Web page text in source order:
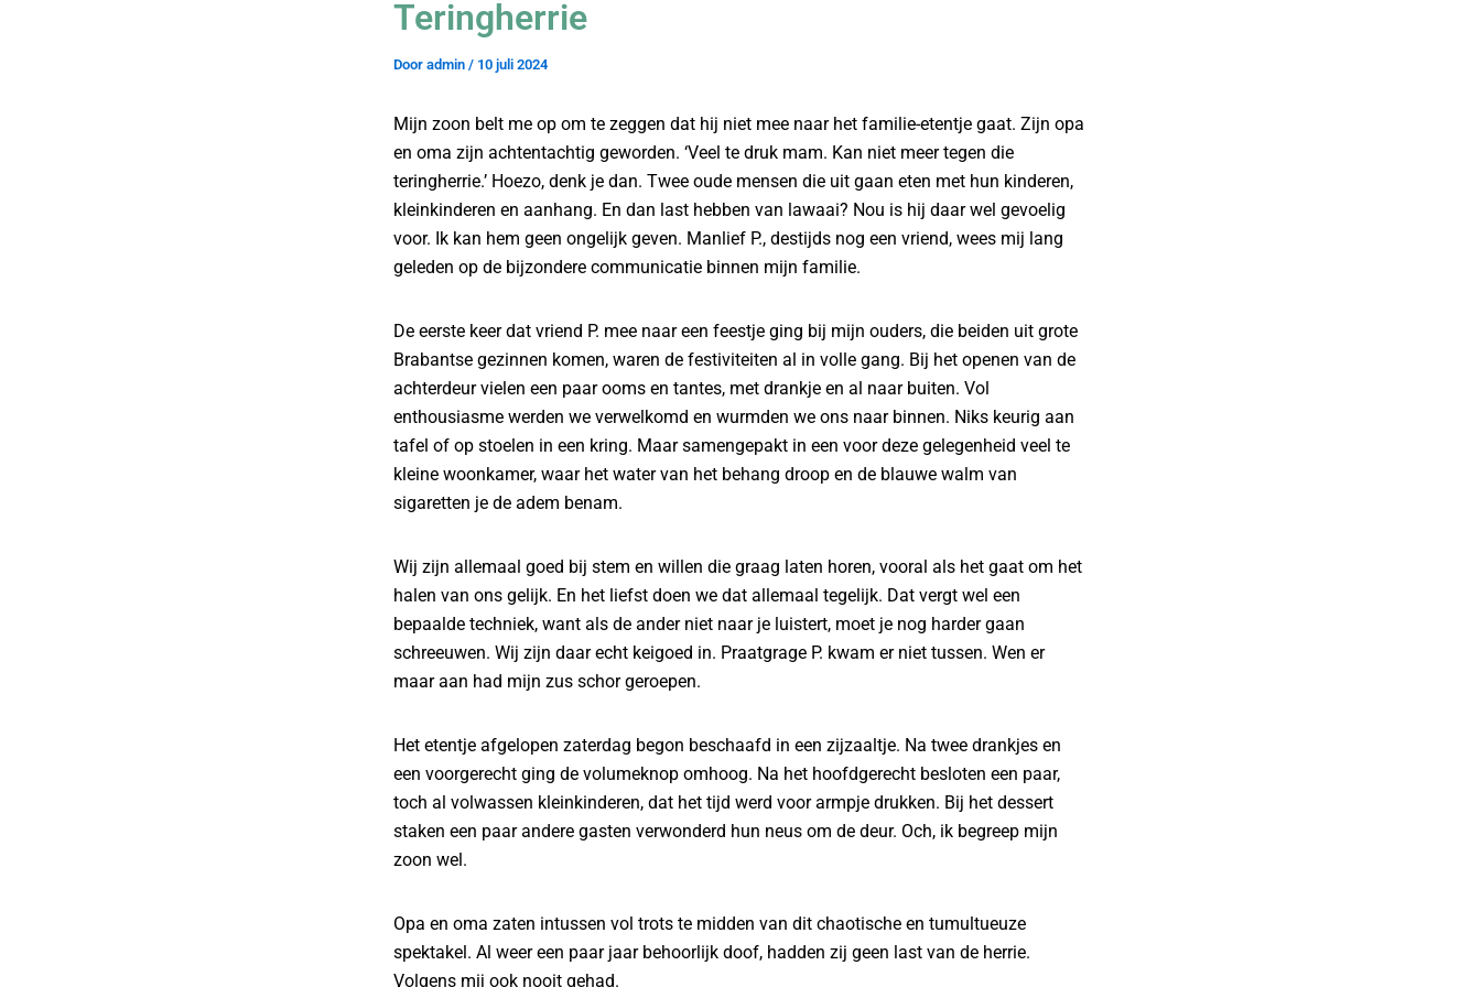
Teringherrie
Door admin / 10 juli 2024
Mijn zoon belt me op om te zeggen dat hij niet mee naar het familie-etentje gaat. Zijn opa
en oma zijn achtentachtig geworden. ‘Veel te druk mam. Kan niet meer tegen die
teringherrie.’ Hoezo, denk je dan. Twee oude mensen die uit gaan eten met hun kinderen,
kleinkinderen en aanhang. En dan last hebben van lawaai? Nou is hij daar wel gevoelig
voor. Ik kan hem geen ongelijk geven. Manlief P., destijds nog een vriend, wees mij lang
geleden op de bijzondere communicatie binnen mijn familie.
De eerste keer dat vriend P. mee naar een feestje ging bij mijn ouders, die beiden uit grote
Brabantse gezinnen komen, waren de festiviteiten al in volle gang. Bij het openen van de
achterdeur vielen een paar ooms en tantes, met drankje en al naar buiten. Vol
enthousiasme werden we verwelkomd en wurmden we ons naar binnen. Niks keurig aan
tafel of op stoelen in een kring. Maar samengepakt in een voor deze gelegenheid veel te
kleine woonkamer, waar het water van het behang droop en de blauwe walm van
sigaretten je de adem benam.
Wij zijn allemaal goed bij stem en willen die graag laten horen, vooral als het gaat om het
halen van ons gelijk. En het liefst doen we dat allemaal tegelijk. Dat vergt wel een
bepaalde techniek, want als de ander niet naar je luistert, moet je nog harder gaan
schreeuwen. Wij zijn daar echt keigoed in. Praatgrage P. kwam er niet tussen. Wen er
maar aan had mijn zus schor geroepen.
Het etentje afgelopen zaterdag begon beschaafd in een zijzaaltje. Na twee drankjes en
een voorgerecht ging de volumeknop omhoog. Na het hoofdgerecht besloten een paar,
toch al volwassen kleinkinderen, dat het tijd werd voor armpje drukken. Bij het dessert
staken een paar andere gasten verwonderd hun neus om de deur. Och, ik begreep mijn
zoon wel.
Opa en oma zaten intussen vol trots te midden van dit chaotische en tumultueuze
spektakel. Al weer een paar jaar behoorlijk doof, hadden zij geen last van de herrie.
Volgens mij ook nooit gehad.